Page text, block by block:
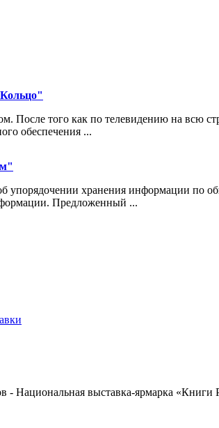
После того как по телевидению на всю
обеспечения ...
упорядочении хранения информации по
Предложенный ...
выставка-ярмарка «Книги